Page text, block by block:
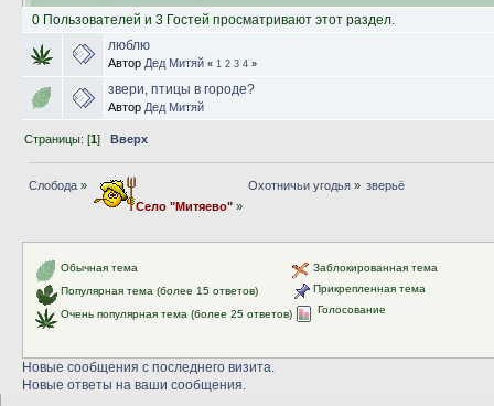
0 Пользователей и 3 Гостей просматривают этот раздел.
люблю
Автор Дед Митяй « 1 2 3 4 »
звери, птицы в городе?
Автор Дед Митяй
Страницы: [1]Вверх
Слобода »
Село "Митяево"»
Охотничьи угодья» зверьё
Обычная тема
Популярная тема (более 15 ответов)
Очень популярная тема (более 25 ответов)
Заблокированная тема
Прикрепленная тема
Голосование
Новые сообщения с последнего визита.
Новые ответы на ваши сообщения.